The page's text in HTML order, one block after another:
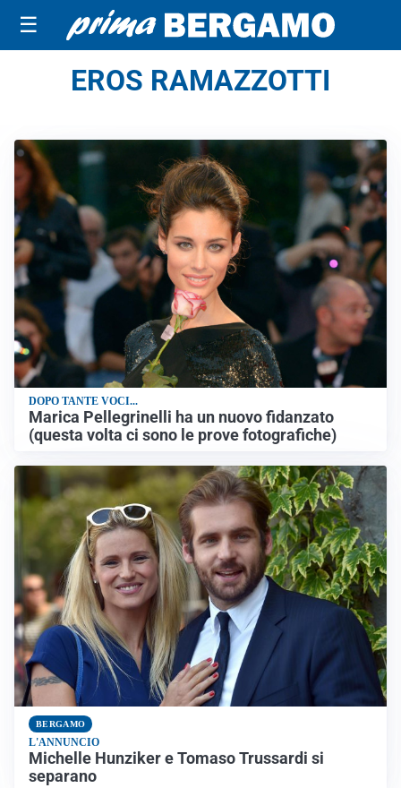
☰
EROS RAMAZZOTTI
DOPO TANTE VOCI...
Marica Pellegrinelli ha un nuovo fidanzato
(questa volta ci sono le prove fotografiche)
BERGAMO
L'ANNUNCIO
Michelle Hunziker e Tomaso Trussardi si
separano